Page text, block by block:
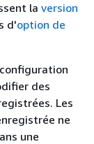
la version
d'option de
des
Les
ne
une